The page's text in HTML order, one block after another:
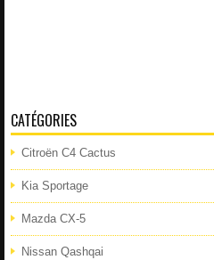
CATÉGORIES
Citroën C4 Cactus
Kia Sportage
Mazda CX-5
Nissan Qashqai